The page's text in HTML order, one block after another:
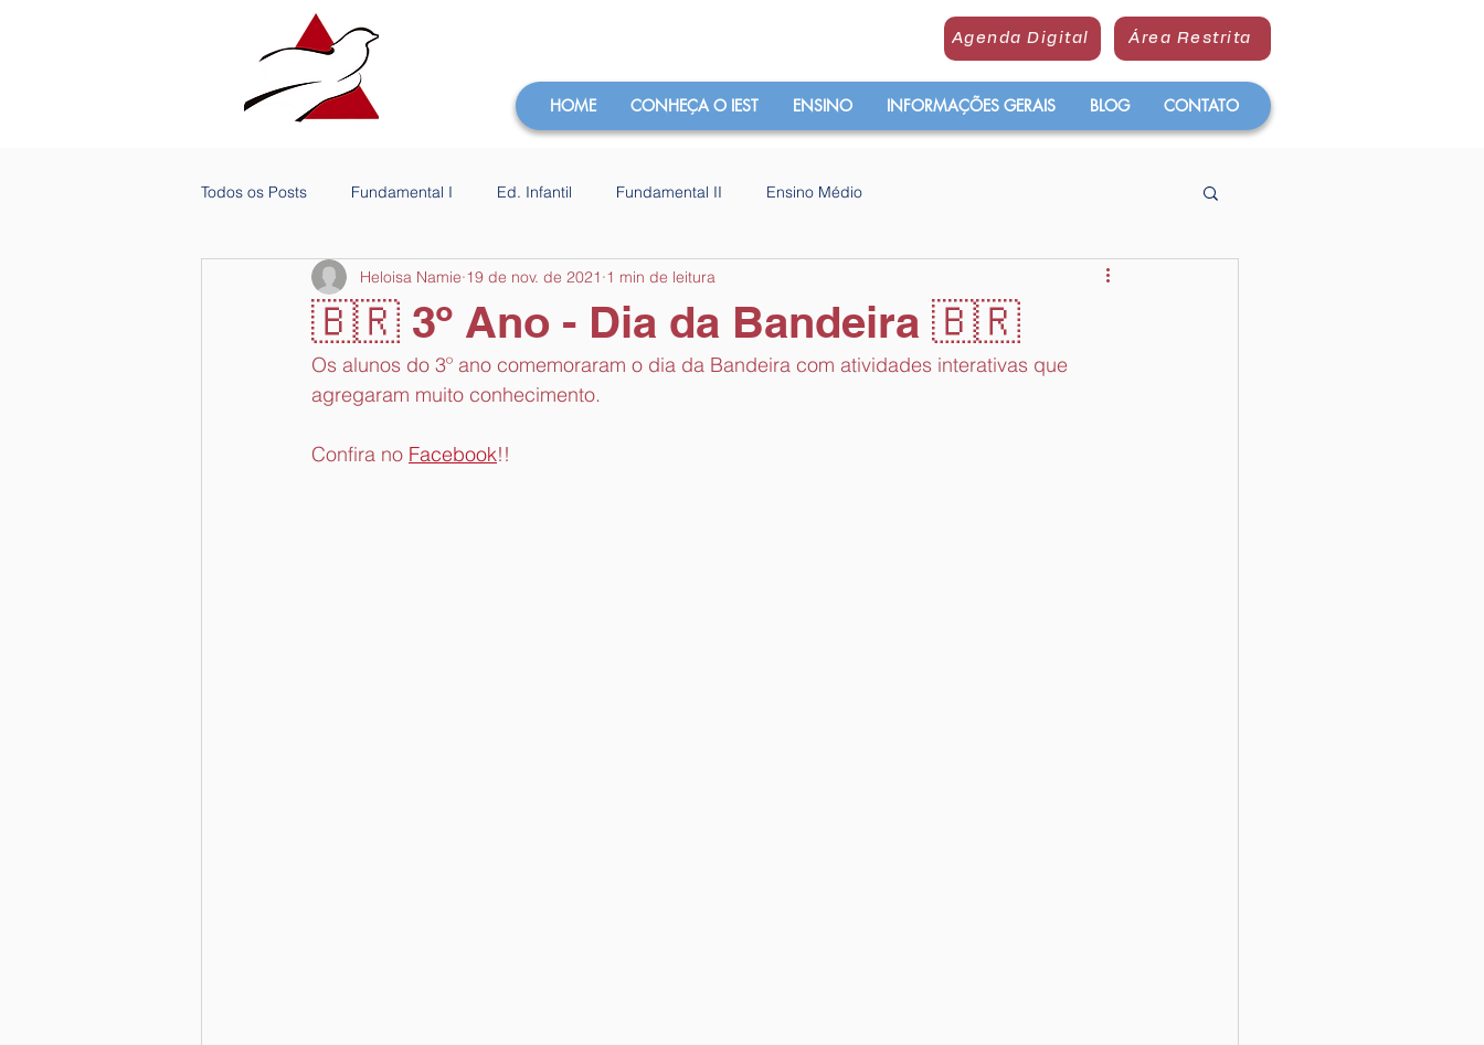
Agenda Digital Área Restrita
HOME CONHEÇA O IEST ENSINO INFORMAÇÕES GERAIS BLOG CONTATO
Todos os Posts Fundamental I Ed. Infantil Fundamental II Ensino Médio
🇧🇷 3º Ano - Dia da Bandeira 🇧🇷
Heloisa Namie 19 de nov. de 2021 1 min de leitura
Os alunos do 3º ano comemoraram o dia da Bandeira com atividades interativas que
agregaram muito conhecimento.
Confira no Facebook!!